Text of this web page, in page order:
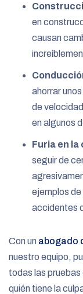
en
causan
ahorrar
de
en algunos
Furia en
seguir de
ejemplos de
accidentes
Con un abogado
nuestro equipo,
todas las
quién tiene la